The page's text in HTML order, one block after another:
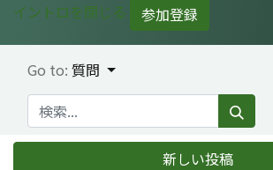
イントロを閉じる
参加登録
Go to: 質問
新しい投稿